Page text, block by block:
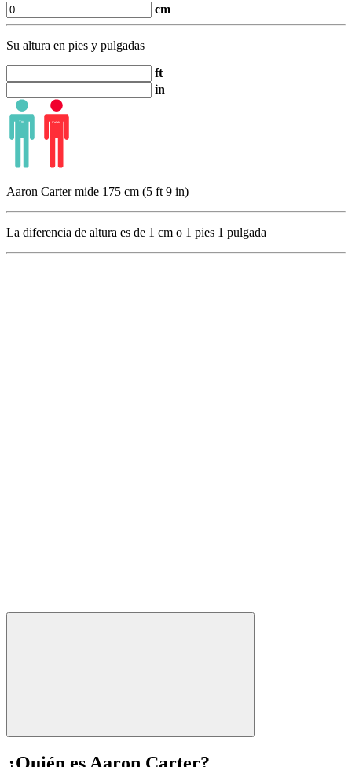
cm
Su altura en pies y pulgadas
ft
in
Aaron Carter mide 175 cm (5 ft 9 in)
La diferencia de altura es de 1 cm o 1 pies 1 pulgada